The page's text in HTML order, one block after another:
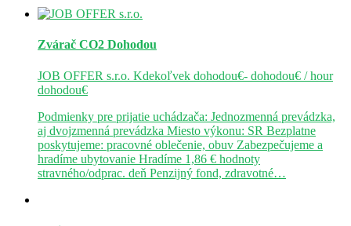
Zvárač CO2 Dohodou
JOB OFFER s.r.o. Kdekoľvek dohodou€- dohodou€ / hour
dohodou€
Podmienky pre prijatie uchádzača: Jednozmenná prevádzka,
aj dvojzmenná prevádzka Miesto výkonu: SR Bezplatne
poskytujeme: pracovné oblečenie, obuv Zabezpečujeme a
hradíme ubytovanie Hradíme 1,86 € hodnoty
stravného/odprac. deň Penzijný fond, zdravotné…